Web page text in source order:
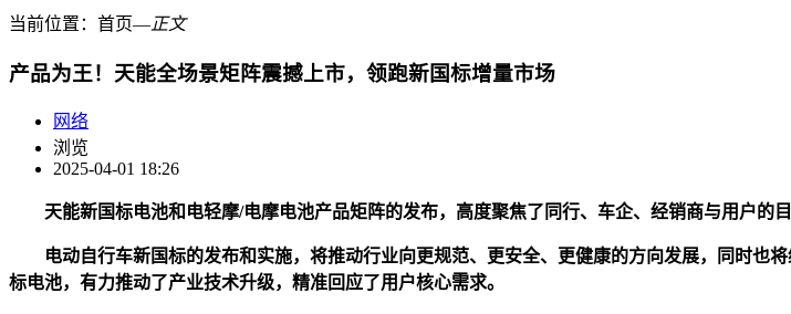
当前位置： 首页―正文
产品为王！天能全场景矩阵震撼上市，领跑新国标增量市场
网络
浏览
2025-04-01 18:26
天能新国标电池和电轻摩/电摩电池产品矩阵的发布，高度聚焦了同行、车企、经销商与用户的目
电动自行车新国标的发布和实施，将推动行业向更规范、更安全、更健康的方向发展，同时也
标电池，有力推动了产业技术升级，精准回应了用户核心需求。